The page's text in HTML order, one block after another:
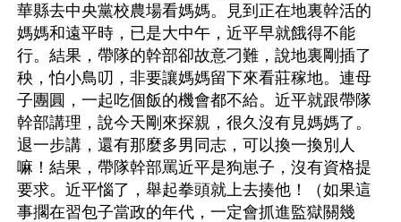
華縣去中央黨校農場看媽媽。見到正在地裏幹活的
媽媽和遠平時，已是大中午，近平早就餓得不能
行。結果，帶隊的幹部卻故意刁難，說地裏剛插了
秧，怕小鳥叨，非要讓媽媽留下來看莊稼地。連母
子團圓，一起吃個飯的機會都不給。近平就跟帶隊
幹部講理，說今天剛來探親，很久沒有見媽媽了。
退一步講，還有那麼多男同志，可以換一換別人
嘛！結果，帶隊幹部罵近平是狗崽子，沒有資格提
要求。近平惱了，舉起拳頭就上去揍他！（如果這
事擱在習包子當政的年代，一定會抓進監獄關幾